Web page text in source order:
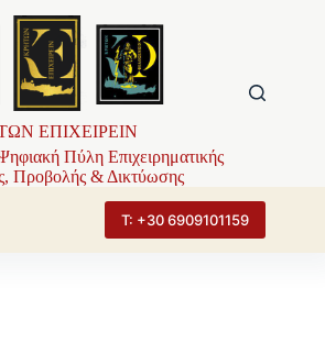
ΕΠΙΧΕΙΡΕΙΝ
Πύλη Επιχειρηματικής
Προβολής & Δικτύωσης
Τ: +30 6909101159